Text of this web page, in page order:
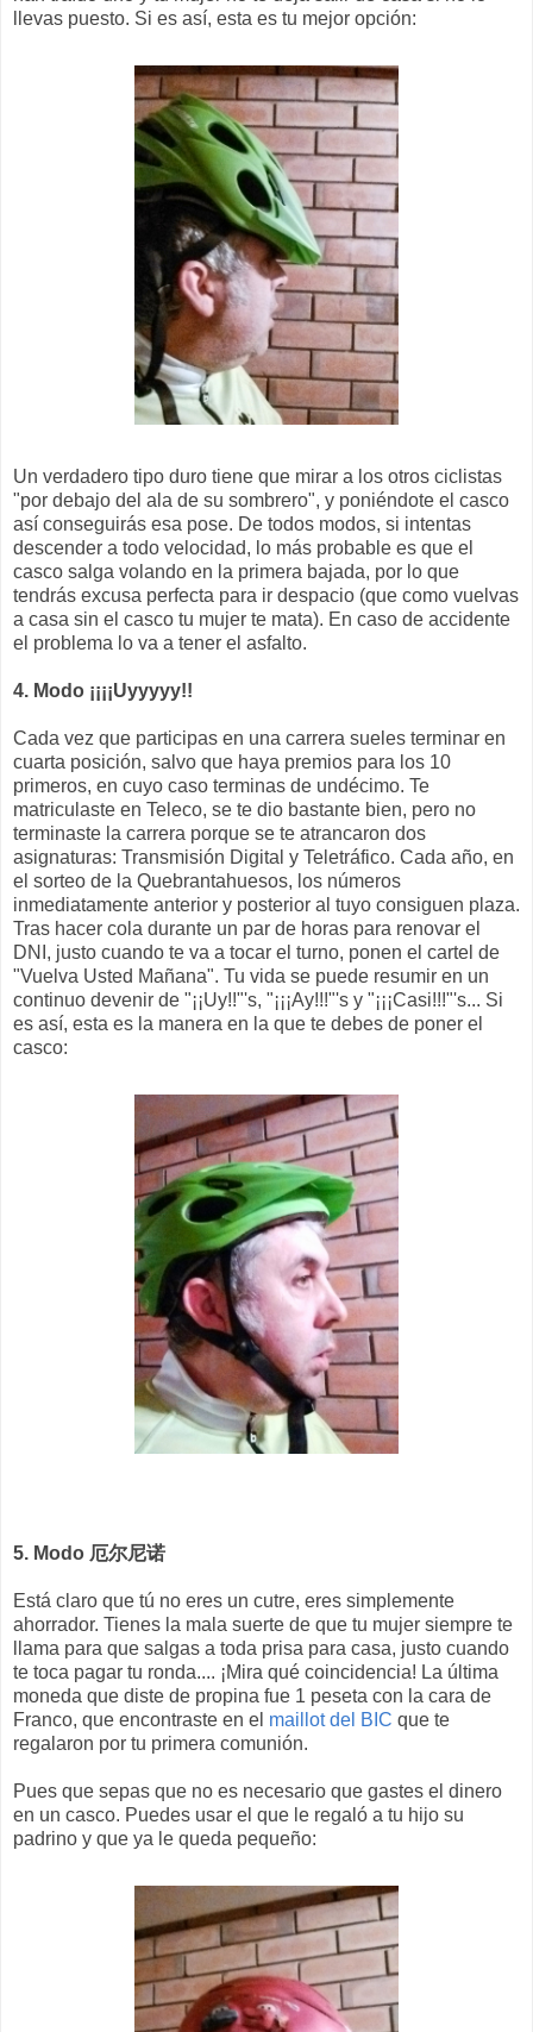
llevas puesto. Si es así, esta es tu mejor opción:
Un verdadero tipo duro tiene que mirar a los otros ciclistas
"por debajo del ala de su sombrero", y poniéndote el casco
así conseguirás esa pose. De todos modos, si intentas
descender a todo velocidad, lo más probable es que el
casco salga volando en la primera bajada, por lo que
tendrás excusa perfecta para ir despacio (que como vuelvas
a casa sin el casco tu mujer te mata). En caso de accidente
el problema lo va a tener el asfalto.
4. Modo ¡¡¡¡Uyyyyy!!
Cada vez que participas en una carrera sueles terminar en
cuarta posición, salvo que haya premios para los 10
primeros, en cuyo caso terminas de undécimo. Te
matriculaste en Teleco, se te dio bastante bien, pero no
terminaste la carrera porque se te atrancaron dos
asignaturas: Transmisión Digital y Teletráfico. Cada año, en
el sorteo de la Quebrantahuesos, los números
inmediatamente anterior y posterior al tuyo consiguen plaza.
Tras hacer cola durante un par de horas para renovar el
DNI, justo cuando te va a tocar el turno, ponen el cartel de
"Vuelva Usted Mañana". Tu vida se puede resumir en un
continuo devenir de "¡¡Uy!!"'s, "¡¡¡Ay!!!"'s y "¡¡¡Casi!!!"'s... Si
es así, esta es la manera en la que te debes de poner el
casco:
5. Modo 厄尔尼诺
Está claro que tú no eres un cutre, eres simplemente
ahorrador. Tienes la mala suerte de que tu mujer siempre te
llama para que salgas a toda prisa para casa, justo cuando
te toca pagar tu ronda.... ¡Mira qué coincidencia! La última
moneda que diste de propina fue 1 peseta con la cara de
Franco, que encontraste en el maillot del BIC que te
regalaron por tu primera comunión.
Pues que sepas que no es necesario que gastes el dinero
en un casco. Puedes usar el que le regaló a tu hijo su
padrino y que ya le queda pequeño: